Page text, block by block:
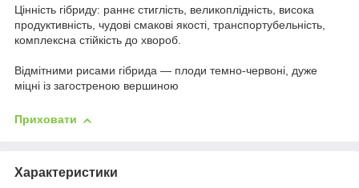
Цінність гібриду: раннє стиглість, великоплідність, висока
продуктивність, чудові смакові якості, транспортубельність,
комплексна стійкість до хвороб.
Відмітними рисами гібрида — плоди темно-червоні, дуже
міцні із загостреною вершиною
Приховати
Характеристики